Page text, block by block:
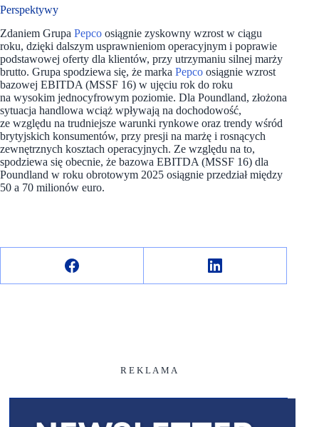
Perspektywy
Zdaniem Grupa Pepco osiągnie zyskowny wzrost w ciągu
roku, dzięki dalszym usprawnieniom operacyjnym i poprawie
podstawowej oferty dla klientów, przy utrzymaniu silnej marży
brutto. Grupa spodziewa się, że marka Pepco osiągnie wzrost
bazowej EBITDA (MSSF 16) w ujęciu rok do roku
na wysokim jednocyfrowym poziomie. Dla Poundland, złożona
sytuacja handlowa wciąż wpływają na dochodowość,
ze względu na trudniejsze warunki rynkowe oraz trendy wśród
brytyjskich konsumentów, przy presji na marżę i rosnących
zewnętrznych kosztach operacyjnych. Ze względu na to,
spodziewa się obecnie, że bazowa EBITDA (MSSF 16) dla
Poundland w roku obrotowym 2025 osiągnie przedział między
50 a 70 milionów euro.
R E K L A M A